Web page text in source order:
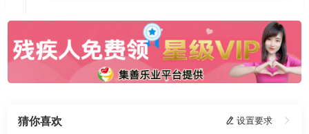
猜你喜欢  设置要求 